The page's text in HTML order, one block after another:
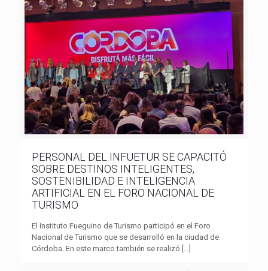
PERSONAL DEL INFUETUR SE CAPACITÓ
SOBRE DESTINOS INTELIGENTES,
SOSTENIBILIDAD E INTELIGENCIA
ARTIFICIAL EN EL FORO NACIONAL DE
TURISMO
El Instituto Fueguino de Turismo participó en el Foro
Nacional de Turismo que se desarrolló en la ciudad de
Córdoba. En este marco también se realizó […]